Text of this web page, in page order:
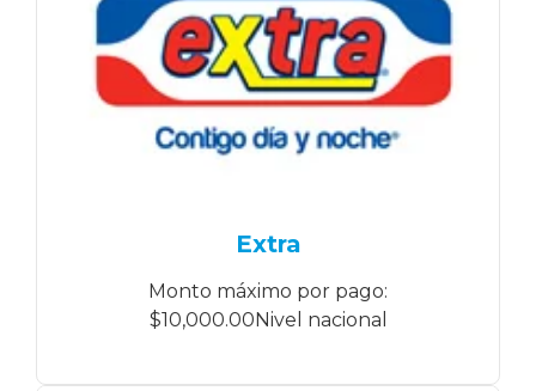
Extra
Monto máximo por pago:
$10,000.00Nivel nacional